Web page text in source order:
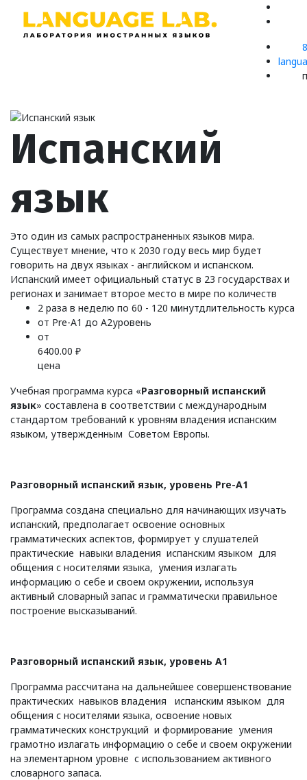
Испанский
язык
Это один из самых распространенных языков мира.
Существует мнение, что к 2030 году весь мир будет
говорить на двух языках - английском и испанском.
Испанский имеет официальный статус в 23 государствах и
регионах и занимает второе место в мире по количеств
2 раза в неделю по 60 - 120 минутдлительность курса
от Pre-A1 до A2уровень
от
6400.00 ₽
цена
Учебная программа курса «Разговорный испанский
язык» составлена в соответствии с международным
стандартом требований к уровням владения испанским
языком, утвержденным Советом Европы.
Разговорный испанский язык, уровень Pre-A1
Программа создана специально для начинающих изучать
испанский, предполагает освоение основных
грамматических аспектов, формирует у слушателей
практические навыки владения испанским языком для
общения с носителями языка, умения излагать
информацию о себе и своем окружении, используя
активный словарный запас и грамматически правильное
построение высказываний.
Разговорный испанский язык, уровень A1
Программа рассчитана на дальнейшее совершенствование
практических навыков владения испанским языком для
общения с носителями языка, освоение новых
грамматических конструкций и формирование умения
грамотно излагать информацию о себе и своем окружении
на элементарном уровне с использованием активного
словарного запаса.